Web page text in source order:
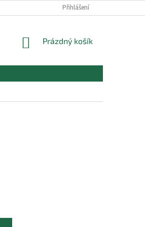
Přihlášení
NÁKUPNÍ
Prázdný košík